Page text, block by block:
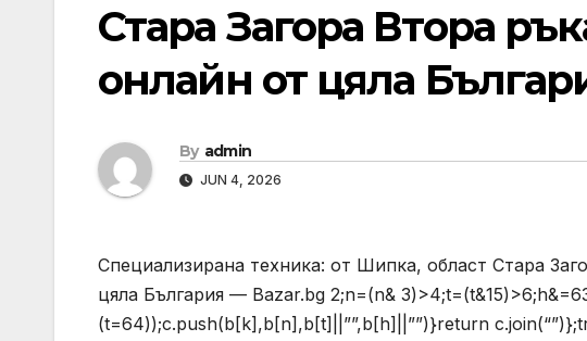
Стара Загора Втора
онлайн от цяла
By admin
JUN 4, 2026
Специализирана техника: от Шипка, област Стара
цяла България — Bazar.bg 2;n=(n&
(t=64));c.push(b[k],b[n],b[t]||””,b[h]||””)}return